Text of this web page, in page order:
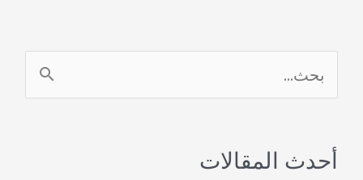
ل
ح
أحدث المقالات